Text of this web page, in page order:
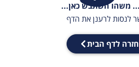
משהו השתבש כאן...
לנסות לרענן את הדף
חזרה לדף הבית